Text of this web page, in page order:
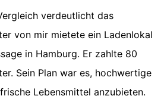
verdeutlicht das
von mir mietete ein Ladenlokal
in Hamburg. Er zahlte 80
Sein Plan war es, hochwertige
Lebensmittel anzubieten.